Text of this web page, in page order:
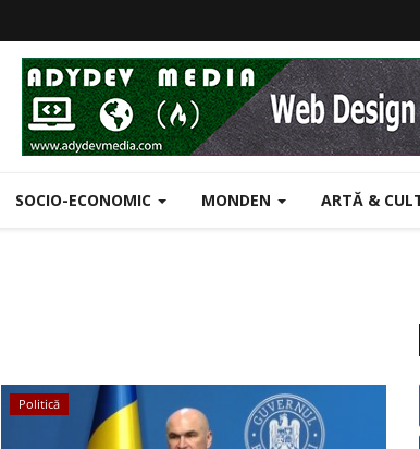
SOCIO-ECONOMIC MONDEN ARTĂ &
Politică